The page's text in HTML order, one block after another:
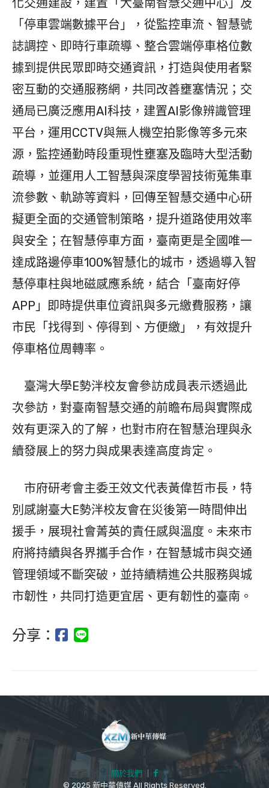
「停車雲端數據平台」，從監控車流、智慧號
誌調控、即時行車疏導、整合雲端停車格位數
據到提供民眾即時交通資訊，打造與使用者緊
密互動的交通服務網，共同改善壅塞情況；交
通局已廣泛應用AI科技，建置AI影像辨識管理
平台，運用CCTV與無人機空拍影像等多元來
源，監控通勤時段重現性壅塞及臨時大型活動
疏導，並運用人工智慧與深度學習技術蒐集車
流參數、軌跡等資料，回傳至智慧交通中心研
擬更全面的交通管制策略，提升道路使用效率
與安全；在智慧停車方面，臺南更是全國唯一
達成路邊停車100%智慧化的城市，透過導入智
慧停車柱與地磁感應系統，結合「臺南好停
APP」即時提供車位資訊與多元繳費服務，讓
市民「找得到、停得到、方便繳」，有效提升
停車格位周轉率。
臺灣大學E勢泮校友會參訪成員表示透過此
次參訪，對臺南智慧交通的前瞻布局與實際成
效有更深入的了解，也對市府在智慧治理與永
續發展上的努力與成果表達高度肯定。
市府研考會主委王效文代表黃偉哲市長，特
別感謝臺大E勢泮校友會在災後第一時間伸出
援手，展現社會菁英的責任感與溫度。未來市
府將持續與各界攜手合作，在智慧城市與交通
管理領域不斷突破，並持續精進公共服務與城
市韌性，共同打造更宜居、更有韌性的臺南。
分享：
關於我們 ｜
© 2025 新中華傳媒 All Rights Reserved.